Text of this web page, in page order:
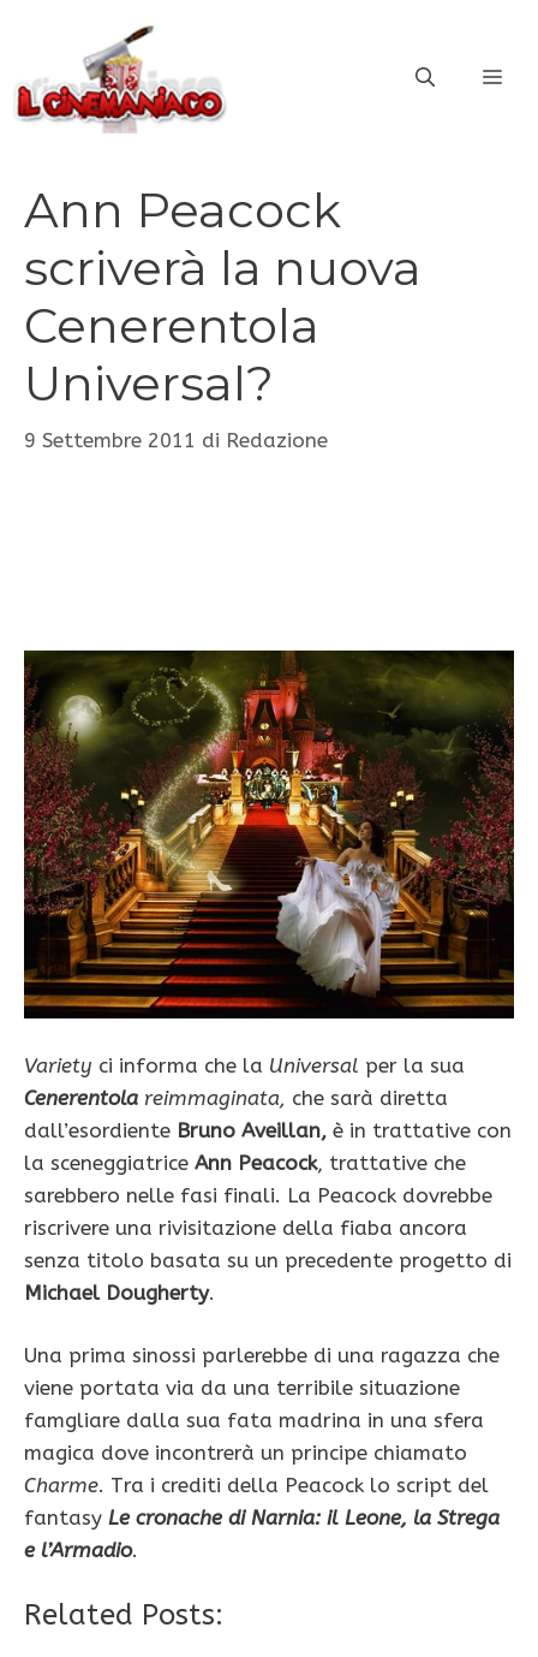
contenuto
Ann Peacock
scriverà la nuova
Cenerentola
Universal?
9 Settembre 2011 di Redazione
Variety ci informa che la Universal per la sua
Cenerentola reimmaginata, che sarà diretta
dall’esordiente Bruno Aveillan, è in trattative con
la sceneggiatrice Ann Peacock, trattative che
sarebbero nelle fasi finali. La Peacock dovrebbe
riscrivere una rivisitazione della fiaba ancora
senza titolo basata su un precedente progetto di
Michael Dougherty.
Una prima sinossi parlerebbe di una ragazza che
viene portata via da una terribile situazione
famgliare dalla sua fata madrina in una sfera
magica dove incontrerà un principe chiamato
Charme. Tra i crediti della Peacock lo script del
fantasy Le cronache di Narnia: il Leone, la Strega
e l’Armadio.
Related Posts: